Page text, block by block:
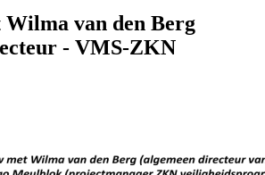
van den Berg
- VMS-ZKN